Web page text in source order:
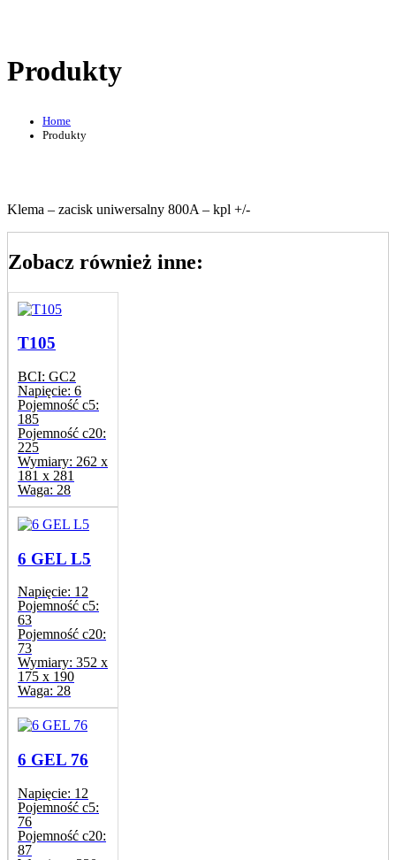
Produkty
Home
Produkty
Klema – zacisk uniwersalny 800A – kpl +/-
Zobacz również inne:
T105
BCI: GC2
Napięcie: 6
Pojemność c5:
185
Pojemność c20:
225
Wymiary: 262 x
181 x 281
Waga: 28
6 GEL L5
Napięcie: 12
Pojemność c5:
63
Pojemność c20:
73
Wymiary: 352 x
175 x 190
Waga: 28
6 GEL 76
Napięcie: 12
Pojemność c5:
76
Pojemność c20:
87